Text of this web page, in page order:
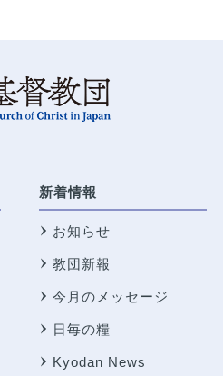
新着情報
お知らせ
教団新報
今月のメッセージ
日毎の糧
Kyodan News